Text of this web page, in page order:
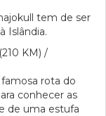
tem de ser
Islândia.
KM) /
rota do
conhecer as
de uma estufa